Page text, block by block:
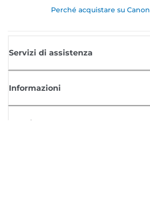
Perché acquistare su Canon
Servizi di assistenza
Informazioni
Acquisto